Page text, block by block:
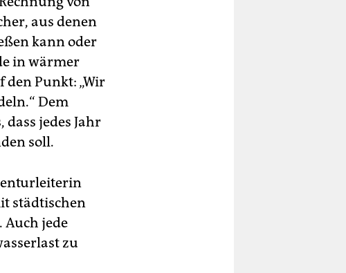
aus denen
kann oder
in wärmer
Punkt: „Wir
Dem
jedes Jahr
soll.
städtischen
jede
zu